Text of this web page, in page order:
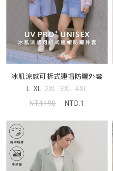
冰肌涼感可拆式連帽防曬外套
L XL 2XL 3XL 4XL
NT.1190
NTD.1